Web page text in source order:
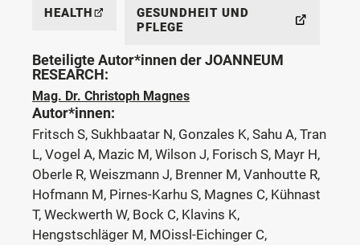
HEALTH
GESUNDHEIT UND
PFLEGE
Beteiligte Autor*innen der JOANNEUM
RESEARCH:
Mag. Dr. Christoph Magnes
Autor*innen:
Fritsch S, Sukhbaatar N, Gonzales K, Sahu A, Tran
L, Vogel A, Mazic M, Wilson J, Forisch S, Mayr H,
Oberle R, Weiszmann J, Brenner M, Vanhoutte R,
Hofmann M, Pirnes-Karhu S, Magnes C, Kühnast
T, Weckwerth W, Bock C, Klavins K,
Hengstschläger M, MOissl-Eichinger C,